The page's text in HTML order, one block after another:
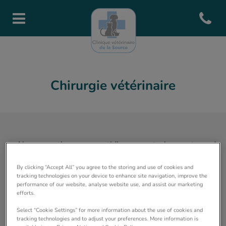
Page d'accueil de Clinique de
Open
Chirurgie vétérinaire
Nous pratiquons quotidiennement les actes de
détartrages etc..) sur chiens chats et lapins.
Nous opérons également en cas de besoin la plupart
des pathologies courantes et certaines pathologies
orthopédiques.
By clicking “Accept All” you agree to the storing and use of cookies and
tracking technologies on your device to enhance site navigation, improve the
performance of our website, analyse website use, and assist our marketing
efforts.
Select “Cookie Settings” for more information about the use of cookies and
tracking technologies and to adjust your preferences. More information is